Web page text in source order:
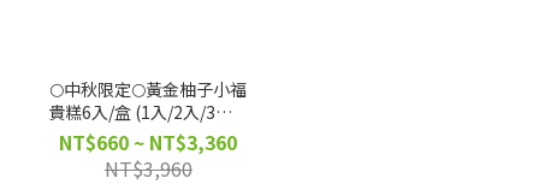
🌕中秋限定🌕黃金柚子小福
貴糕6入/盒 (1入/2入/3入/6
入)
NT$660 ~ NT$3,360
NT$3,960